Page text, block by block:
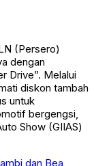
(Persero)
dengan
Drive”. Melalui
diskon tambah
untuk
bergengsi,
Show (GIIAS)